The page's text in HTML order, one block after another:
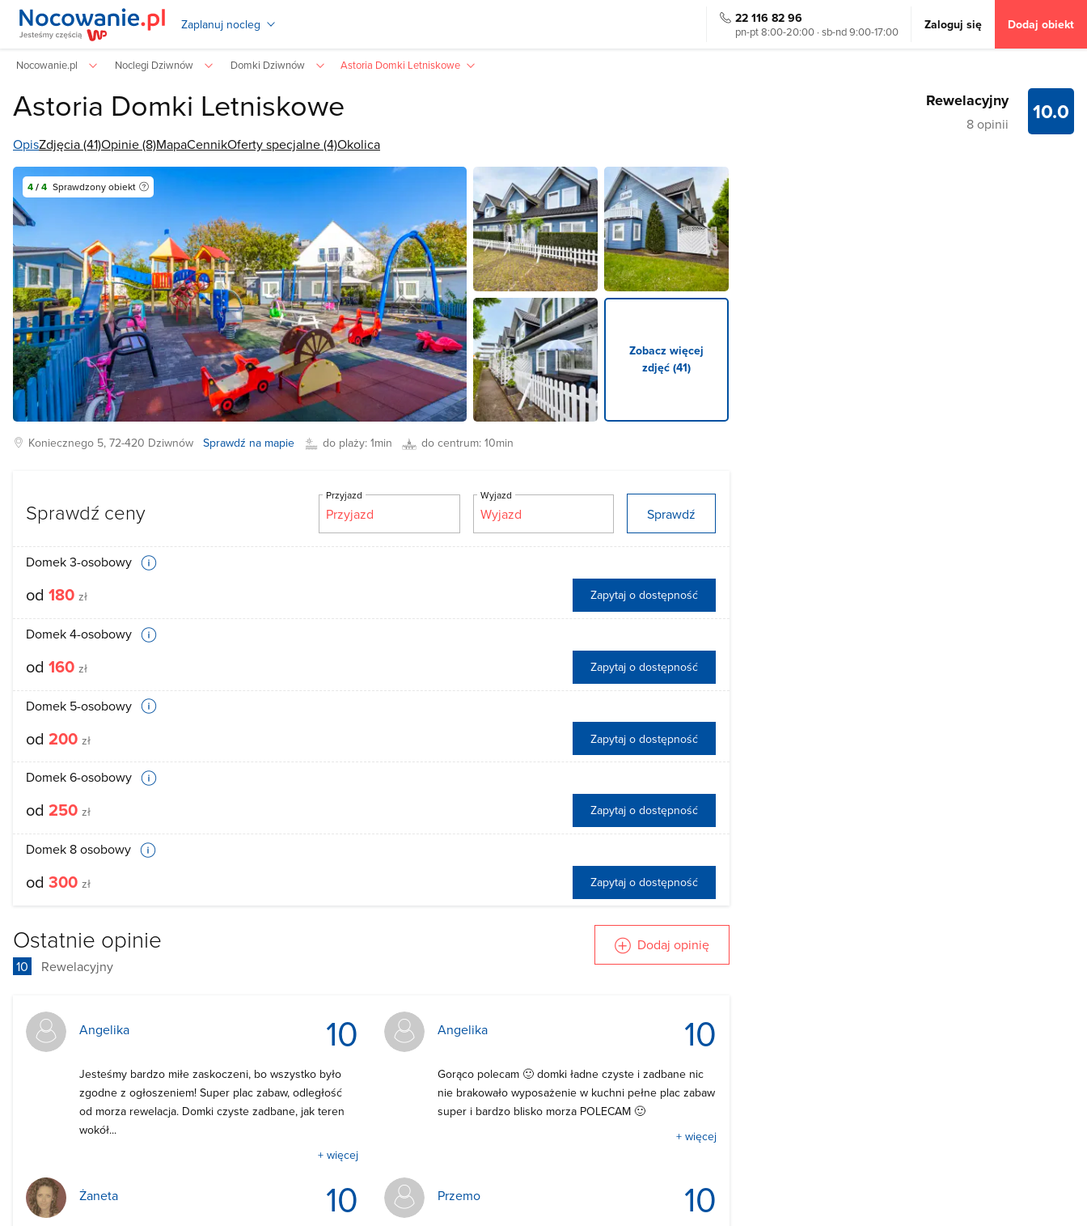
Zaplanuj nocleg 22 116 82 96
pn-pt 8:00-20:00 · sb-nd 9:00-17:00 Zaloguj się Dodaj obiekt
Nocowanie.pl Noclegi Dziwnów Domki Dziwnów Astoria Domki Letniskowe
Astoria Domki Letniskowe 10.0
Rewelacyjny
8 opinii
OpisZdjęcia (41)Opinie (8)MapaCennikOferty specjalne (4)Okolica
Zobacz więcej
zdjęć (41)
4/4 Sprawdzony obiekt
Koniecznego5, 72-420 Dziwnów Sprawdź na mapie do plaży:1min do centrum:10min
Sprawdź ceny
Przyjazd Wyjazd
Sprawdź
Domek 3-osobowy
od 180 zł Zapytaj o dostępność
Domek 4-osobowy
od 160 zł Zapytaj o dostępność
Domek 5-osobowy
od 200 zł Zapytaj o dostępność
Domek 6-osobowy
od 250 zł Zapytaj o dostępność
Domek 8 osobowy
od 300 zł Zapytaj o dostępność
Ostatnie opinie
10 Rewelacyjny
Dodaj opinię
10
Angelika
Jesteśmy bardzo miłe zaskoczeni, bo wszystko było
zgodne z ogłoszeniem! Super plac zabaw, odległość
od morza rewelacja. Domki czyste zadbane, jak teren
wokół...
+ więcej
10
Angelika
Gorąco polecam 🙂 domki ładne czyste i zadbane nic
nie brakowało wyposażenie w kuchni pełne plac zabaw
super i bardzo blisko morza POLECAM 🙂
+ więcej
10
Żaneta 10
Przemo